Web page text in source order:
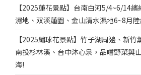
【2025蓮花景點】台南白河5/4~6/14
濕地、双溪蓮園、金山清水濕地6~8月
【2025繡球花景點】竹子湖周邊、新竹
南投杉林溪、台中沐心泉，品嚐野菜與
海!